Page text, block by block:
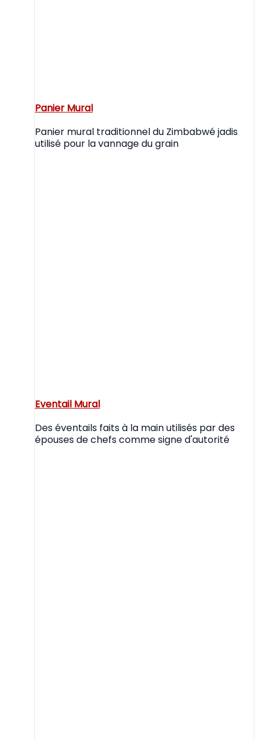
Panier Mural
Panier mural traditionnel du Zimbabwé jadis
utilisé pour la vannage du grain
Eventail Mural
Des éventails faits à la main utilisés par des
épouses de chefs comme signe d'autorité